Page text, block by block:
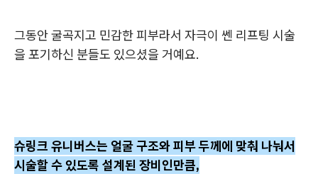
그동안 굴곡지고 민감한 피부라서 자극이 쎈 리프팅 시술
을 포기하신 분들도 있으셨을 거예요.
슈링크 유니버스는 얼굴 구조와 피부 두께에 맞춰 나눠서
시술할 수 있도록 설계된 장비인만큼,